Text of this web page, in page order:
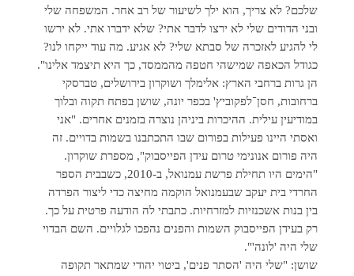
שלכם? לא צריך, הוא ילך לשיעור של רב אחר. המשפחה שלי
ובני הדודים שלי לא ירצו לדבר אתי? שלא ידברו אתי. לא ירשו
לי להגיע לאזכרה של סבתא שלי? לא אגיע. מה עוד ייקחו לנו?
כגודל הכאפה שמישהי חטפה מהממסד, כך היא תיצמד אלינו".
הן גרות ברחבי הארץ: אלימלך ושוקרון בירושלים, טברסקי
ברחובות, חסן־לפקוביץ' בכפר יונה, שושן בפתח תקוה ובלוך
במודיעין עילית. ההיכרות ביניהן נוצרה בזמנים אחרים. "אני
ואסתי היינו פעילות בפורום שבו התכתבנו בשמות בדויים. זה
היה פורום אנונימי טרום עידן הפייסבוק", מספרת שוקרון.
"הימים היו תחילת פרשת עמנואל, ב-2010, כשבבית הספר
החרדי בית יעקב שבעמנואל הוקמה מחיצה כדי ליצור הפרדה
בין בנות אשכנזיות למזרחיות. כתבתי לה הודעה פרטית על כך.
רק בעידן הפייסבוק השמות והפנים נהפכו לגלויים. השם הבדוי
שלי היה 'לונה'".
שושן: "שלי היה 'הסתר פנים', ביטוי יהודי שמתאר תקופה